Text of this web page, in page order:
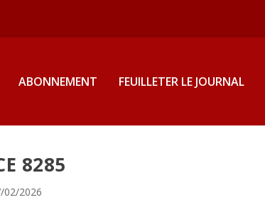
ABONNEMENT FEUILLETER LE JOURNAL
8285
02/2026